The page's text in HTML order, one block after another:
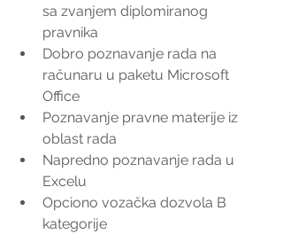
sa zvanjem diplomiranog
pravnika
Dobro poznavanje rada na
računaru u paketu Microsoft
Office
Poznavanje pravne materije iz
oblast rada
Napredno poznavanje rada u
Excelu
Opciono vozačka dozvola B
kategorije